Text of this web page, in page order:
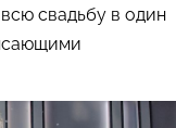
свадьбу в один